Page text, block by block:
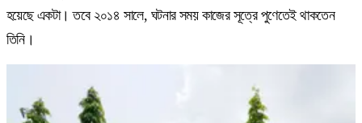
হয়েছে একটা। তবে ২০১৪ সালে, ঘটনার সময় কাজের সূত্রে পুণেতেই থাকতেন
তিনি।